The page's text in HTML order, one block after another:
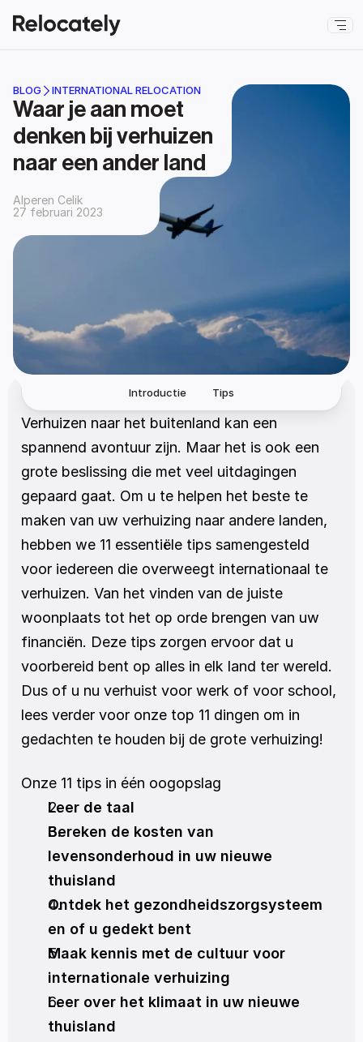
BLOG INTERNATIONAL RELOCATION
Waar je aan moet
denken bij verhuizen
naar een ander land
Alperen Celik
27 februari 2023
Introductie Tips
Verhuizen naar het buitenland kan een
spannend avontuur zijn. Maar het is ook een
grote beslissing die met veel uitdagingen
gepaard gaat. Om u te helpen het beste te
maken van uw verhuizing naar andere landen,
hebben we 11 essentiële tips samengesteld
voor iedereen die overweegt internationaal te
verhuizen. Van het vinden van de juiste
woonplaats tot het op orde brengen van uw
financiën. Deze tips zorgen ervoor dat u
voorbereid bent op alles in elk land ter wereld.
Dus of u nu verhuist voor werk of voor school,
lees verder voor onze top 11 dingen om in
gedachten te houden bij de grote verhuizing!
Onze 11 tips in één oogopslag
Leer de taal
Bereken de kosten van
levensonderhoud in uw nieuwe
thuisland
Ontdek het gezondheidszorgsysteem
en of u gedekt bent
Maak kennis met de cultuur voor
internationale verhuizing
Leer over het klimaat in uw nieuwe
thuisland